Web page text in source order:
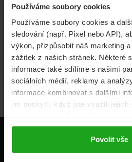
Používáme soubory cookies
Používáme soubory cookies a
sledování (např. Pixel nebo API),
výkon, přizpůsobit náš marketing
zážitek z našich stránek. Některé
informace také sdílíme s našimi
sociálních médií, reklamy a
informace kombinovat s dalšími
jim poskytli, když jste využili jejich
Povolit vše
Volání, internet, TV
Životní pojištění
Pojišťovny